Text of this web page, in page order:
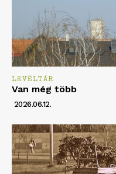
LEVÉLTÁR
Van még több
2026.06.12.